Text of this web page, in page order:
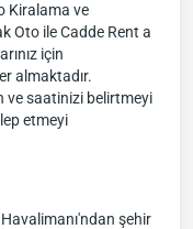
Kiralama ve
Oto ile Cadde Rent a
için
almaktadır.
ve saatinizi belirtmeyi
etmeyi
şehir